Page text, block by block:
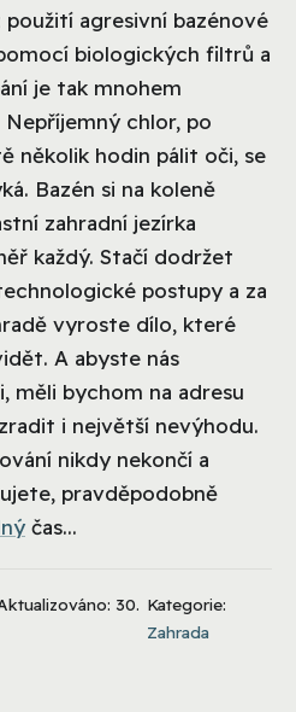
agresivní bazénové
biologických filtrů a
je tak mnohem
Nepříjemný chlor, po
několik hodin pálit oči, se
Bazén si na koleně
zahradní jezírka
každý. Stačí dodržet
postupy a za
vyroste dílo, které
A abyste nás
měli bychom na adresu
i největší nevýhodu.
nikdy nekončí a
pravděpodobně
čas...
30. Kategorie:
Zahrada